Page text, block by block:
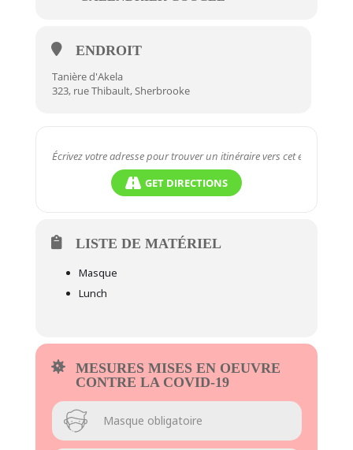
ENDROIT
Tanière d'Akela
323, rue Thibault, Sherbrooke
GET DIRECTIONS
LISTE DE MATÉRIEL
Masque
Lunch
MESURES MISES EN OEUVRE
CONTRE LA COVID-19
Masque obligatoire